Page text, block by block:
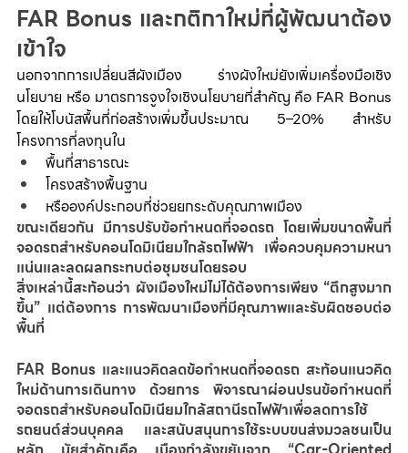
FAR Bonus และกติกาใหม่ที่ผู้พัฒนาต้อง
เข้าใจ
นอกจากการเปลี่ยนสีผังเมือง ร่างผังใหม่ยังเพิ่มเครื่องมือเชิง
นโยบาย หรือ มาตรการจูงใจเชิงนโยบายที่สำคัญ คือ FAR Bonus
โดยให้โบนัสพื้นที่ก่อสร้างเพิ่มขึ้นประมาณ 5–20% สำหรับ
โครงการที่ลงทุนใน
พื้นที่สาธารณะ
โครงสร้างพื้นฐาน
หรือองค์ประกอบที่ช่วยยกระดับคุณภาพเมือง
ขณะเดียวกัน มีการปรับข้อกำหนดที่จอดรถ โดยเพิ่มขนาดพื้นที่
จอดรถสำหรับคอนโดมิเนียมใกล้รถไฟฟ้า เพื่อควบคุมความหนา
แน่นและลดผลกระทบต่อชุมชนโดยรอบ
สิ่งเหล่านี้สะท้อนว่า ผังเมืองใหม่ไม่ได้ต้องการเพียง “ตึกสูงมาก
ขึ้น” แต่ต้องการ การพัฒนาเมืองที่มีคุณภาพและรับผิดชอบต่อ
พื้นที่
FAR Bonus และแนวคิดลดข้อกำหนดที่จอดรถ สะท้อนแนวคิด
ใหม่ด้านการเดินทาง ด้วยการ พิจารณาผ่อนปรนข้อกำหนดที่
จอดรถสำหรับคอนโดมิเนียมใกล้สถานีรถไฟฟ้าเพื่อลดการใช้
รถยนต์ส่วนบุคคล และสนับสนุนการใช้ระบบขนส่งมวลชนเป็น